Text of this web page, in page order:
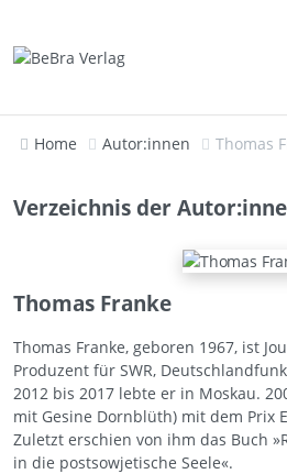
Home Autor:innen Thomas
Verzeichnis der
Thomas Franke
Thomas Franke, geboren 1967, ist
Produzent für SWR,
2012 bis 2017 lebte er in Moskau.
mit Gesine Dornblüth) mit dem Prix
Zuletzt erschien von ihm das Buch
in die postsowjetische Seele«.